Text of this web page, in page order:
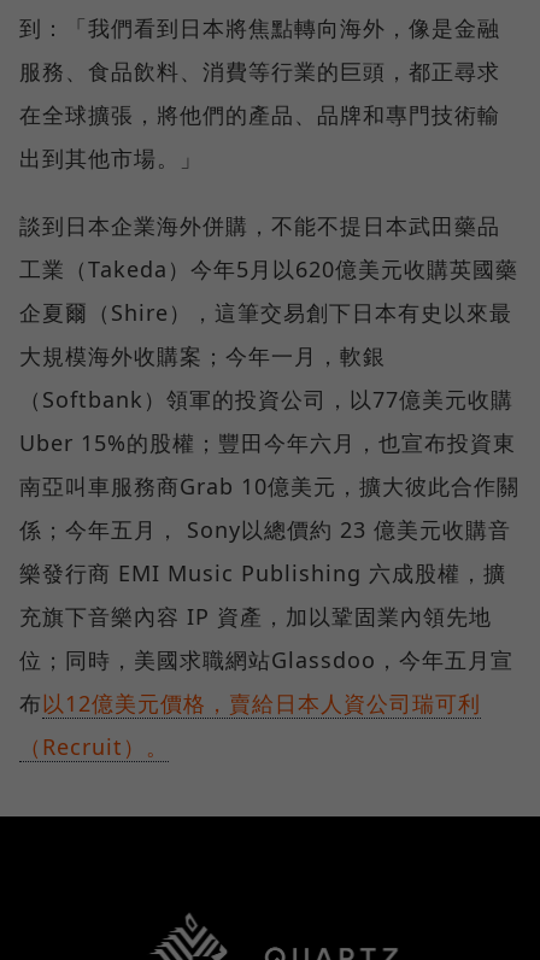
到：「我們看到日本將焦點轉向海外，像是金融
服務、食品飲料、消費等行業的巨頭，都正尋求
在全球擴張，將他們的產品、品牌和專門技術輸
出到其他市場。」
談到日本企業海外併購，不能不提日本武田藥品
工業（Takeda）今年5月以620億美元收購英國藥
企夏爾（Shire），這筆交易創下日本有史以來最
大規模海外收購案；今年一月，軟銀
（Softbank）領軍的投資公司，以77億美元收購
Uber 15%的股權；豐田今年六月，也宣布投資東
南亞叫車服務商Grab 10億美元，擴大彼此合作關
係；今年五月， Sony以總價約 23 億美元收購音
樂發行商 EMI Music Publishing 六成股權，擴
充旗下音樂內容 IP 資產，加以鞏固業內領先地
位；同時，美國求職網站Glassdoo，今年五月宣
布以12億美元價格，賣給日本人資公司瑞可利
（Recruit）。